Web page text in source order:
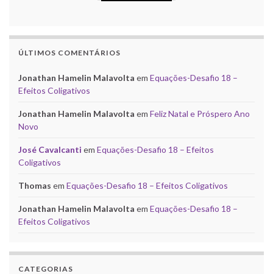
ÚLTIMOS COMENTÁRIOS
Jonathan Hamelin Malavolta em Equações-Desafio 18 –
Efeitos Coligativos
Jonathan Hamelin Malavolta em Feliz Natal e Próspero Ano
Novo
José Cavalcanti em Equações-Desafio 18 – Efeitos
Coligativos
Thomas em Equações-Desafio 18 – Efeitos Coligativos
Jonathan Hamelin Malavolta em Equações-Desafio 18 –
Efeitos Coligativos
CATEGORIAS